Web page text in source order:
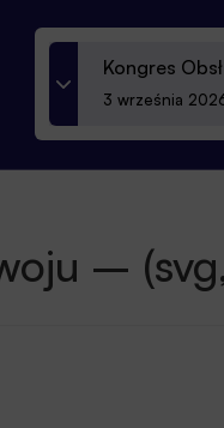
Kongres
3 września
–